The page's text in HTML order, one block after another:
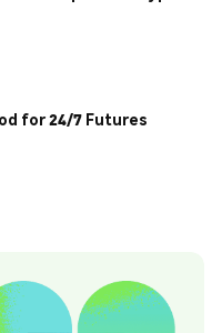
for 24/7 Futures